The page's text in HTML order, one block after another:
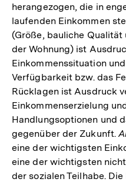
herangezogen, die in
laufenden Einkommen
(Größe, bauliche
der Wohnung) ist
Einkommenssituation
Verfügbarkeit bzw. das
Rücklagen ist Ausdruck
Einkommenserzielung
Handlungsoptionen und
gegenüber der Zukunft.
eine der wichtigsten
eine der wichtigsten
der sozialen Teilhabe.